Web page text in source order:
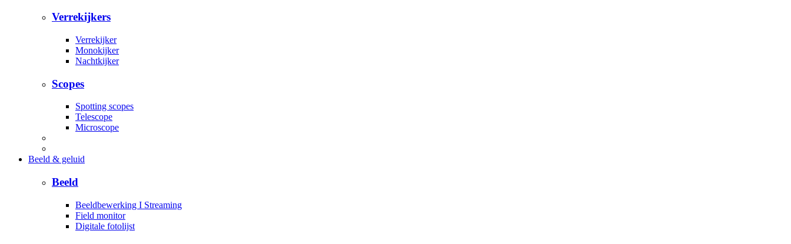
Verrekijkers
Verrekijker
Monokijker
Nachtkijker
Scopes
Spotting scopes
Telescope
Microscope
Beeld & geluid
Beeld
Beeldbewerking I Streaming
Field monitor
Digitale fotolijst